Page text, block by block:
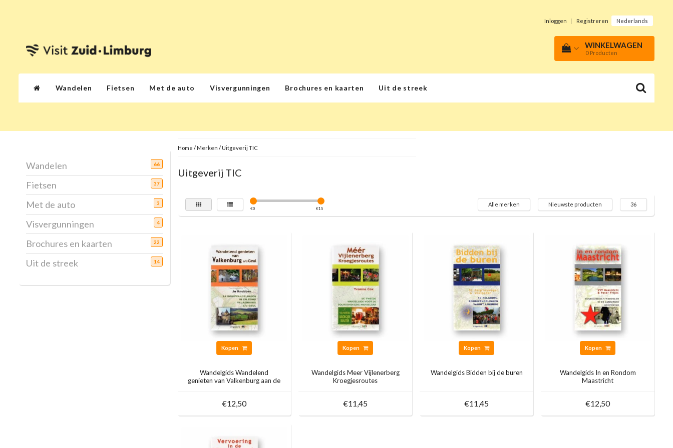
Inloggen | Registreren Nederlands
WINKELWAGEN
0 Producten
Wandelen Fietsen Met de auto Visvergunningen Brochures en kaarten Uit de streek
Wandelen 66
Fietsen 37
Met de auto 3
Visvergunningen 4
Brochures en kaarten 22
Uit de streek 14
Home / Merken / Uitgeverij TIC
Uitgeverij TIC
€0 €15
Alle merken Nieuwste producten 36
Kopen
Wandelgids Wandelend
genieten van Valkenburg aan de
€12,50
Kopen
Wandelgids Meer Vijlenerberg
Kroegjesroutes
€11,45
Kopen
Wandelgids Bidden bij de buren
€11,45
Kopen
Wandelgids In en Rondom
Maastricht
€12,50